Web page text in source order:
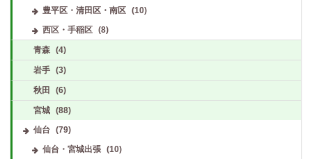
豊平区・清田区・南区
(10)
西区・手稲区
(8)
青森 (4)
岩手 (3)
秋田 (6)
宮城 (88)
仙台 (79)
仙台・宮城出張
(10)